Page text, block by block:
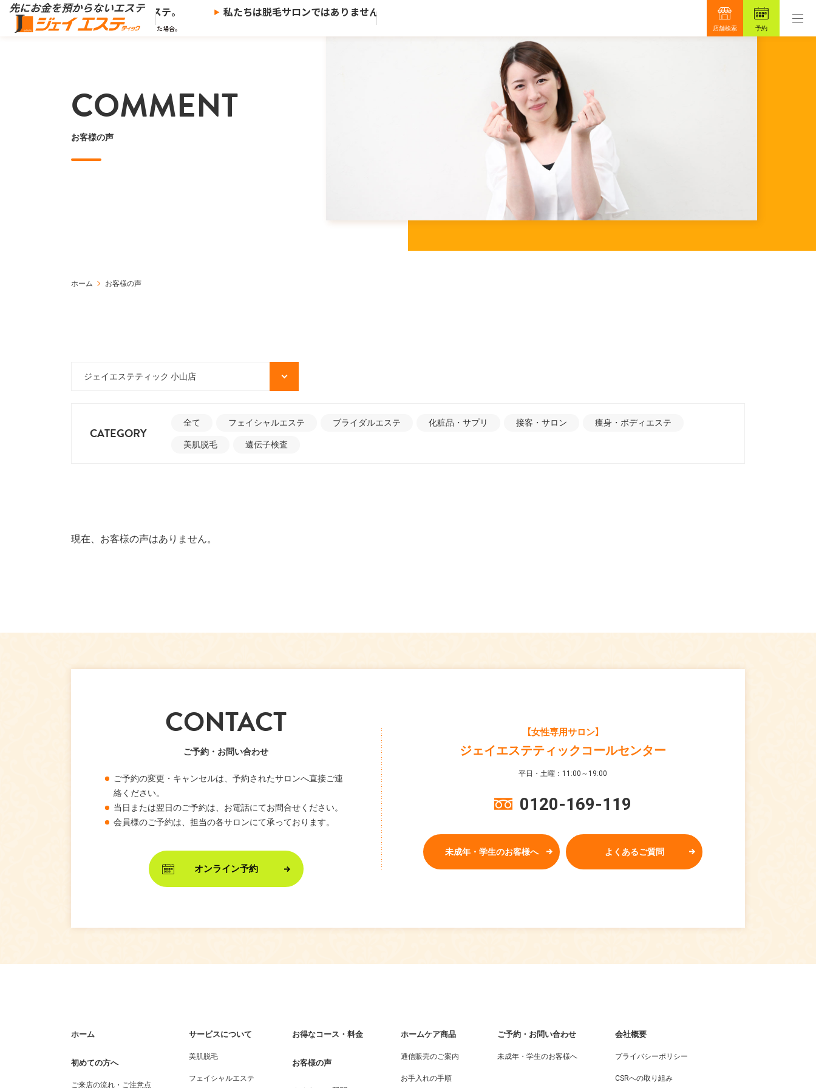
預からないエステ、※ ジェイエステ。
※当社の推奨する支払い方法で決済した場合。
私たちは脱毛サロンではありません。歴史ある老舗トータルビューティーサロンです。 もっと真面目に、もっと安心を目指して
店舗検索 予約
COMMENT
お客様の声
ホーム お客様の声
CATEGORY
全て フェイシャルエステ ブライダルエステ 化粧品・サプリ 接客・サロン 痩身・ボディエステ
美肌脱毛 遺伝子検査
現在、お客様の声はありません。
CONTACT
ご予約・お問い合わせ
ご予約の変更・キャンセルは、予約されたサロンへ直接ご連
絡ください。
当日または翌日のご予約は、お電話にてお問合せください。
会員様のご予約は、担当の各サロンにて承っております。
オンライン予約
【女性専用サロン】
ジェイエステティックコールセンター
平日・土曜：11:00～19:00
0120-169-119
未成年・学生のお客様へ よくあるご質問
ホーム
初めての方へ
ご来店の流れ・ご注意点
サービスについて
美肌脱毛
フェイシャルエステ
お得なコース・料金
お客様の声
ホームケア商品
通信販売のご案内
お手入れの手順
ご予約・お問い合わせ
未成年・学生のお客様へ
会社概要
プライバシーポリシー
CSRへの取り組み